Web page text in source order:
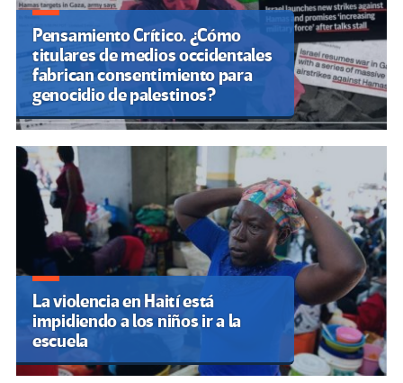
Pensamiento Crítico. ¿Cómo
titulares de medios occidentales
fabrican consentimiento para
genocidio de palestinos?
La violencia en Haití está
impidiendo a los niños ir a la
escuela